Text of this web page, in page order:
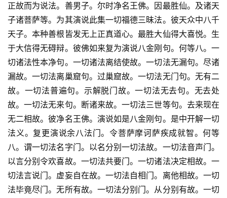
正故而为说法。善男子。尔时净名王佛。因最胜仙。及诸天
子诸菩萨等。为其演说此集一切福德三昧法。彼天众中八千
天子。本种善根皆发无上正真道心。最胜大仙得大喜悦。生
于大信得无碍辩。彼佛如来复为演说八金刚句。何等八。一
切诸法性本净句。一切诸法离结使故。一切法无漏句。尽诸
漏故。一切法离巢窟句。过巢窟故。一切法无门句。无有二
故。一切法普遍句。示解脱门故。一切法无去句。无去处
故。一切法无来句。断诸来故。一切法三世等句。去来现在
无二相故。彼净名王佛。演说如是八金刚句。是中开解一切
法义。复更演说余八法门。令菩萨摩诃萨疾成就智。何等
八。谓一切法名字门。以名分别一切法故。一切法音声门。
以言分别令欢喜故。一切法共要门。一切诸法决定相故。一
切法言说门。虚妄自在故。一切法自相门。离他相故。一切
法毕竟尽门。无所有故。一切法分别门。从分别有故。一切